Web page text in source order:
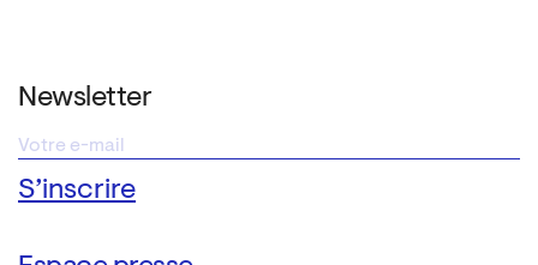
Newsletter